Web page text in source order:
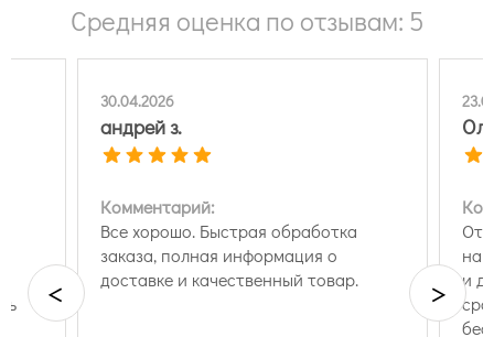
Средняя оценка по отзывам: 5
30.04.2026
андрей з.
Комментарий:
Все хорошо. Быстрая обработка
заказа, полная информация о
доставке и качественный товар.
на
и
< >